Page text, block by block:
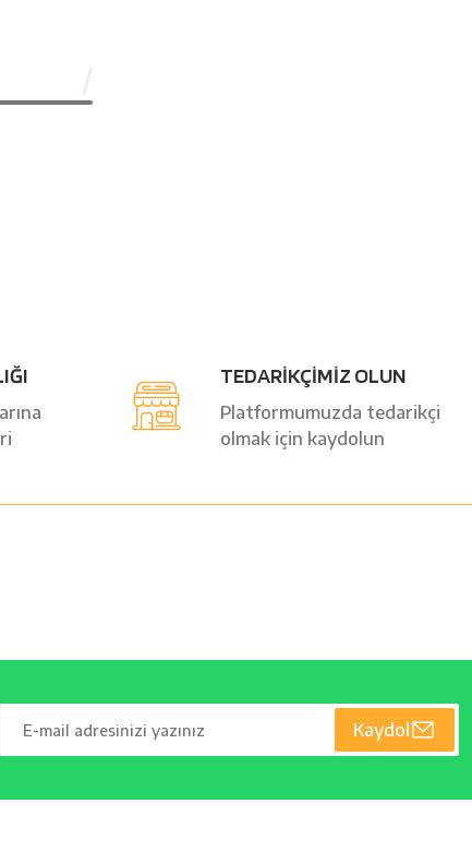
TEDARİKÇİMİZ OLUN
Platformumuzda tedarikçi
olmak için kaydolun
Kaydol